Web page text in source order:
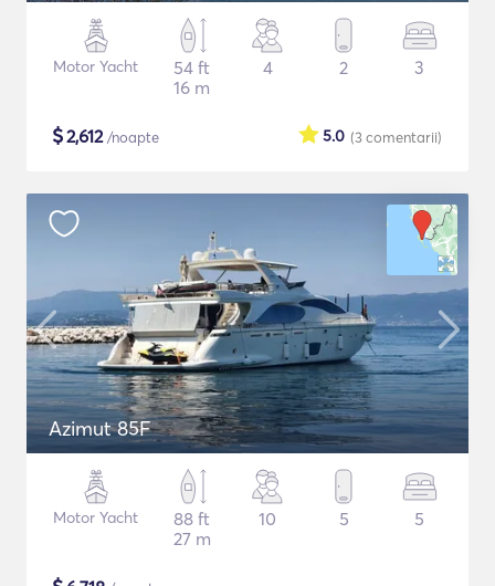
Motor Yacht
54 ft
16 m
4 2 3
$2,612/noapte (3comentarii)
5.0
Azimut 85F
Motor Yacht
88 ft
27 m
10 5 5